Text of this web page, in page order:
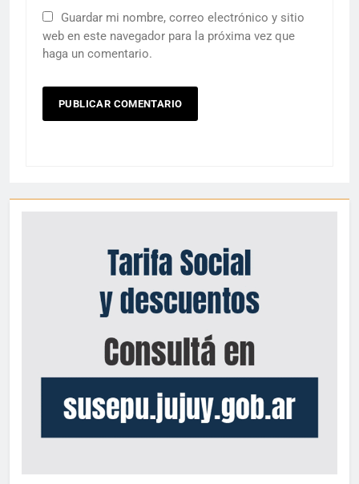
Guardar mi nombre, correo electrónico y sitio
web en este navegador para la próxima vez que
haga un comentario.